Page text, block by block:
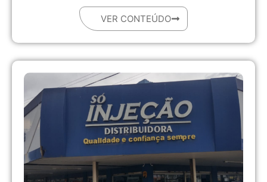
VER CONTEÚDO